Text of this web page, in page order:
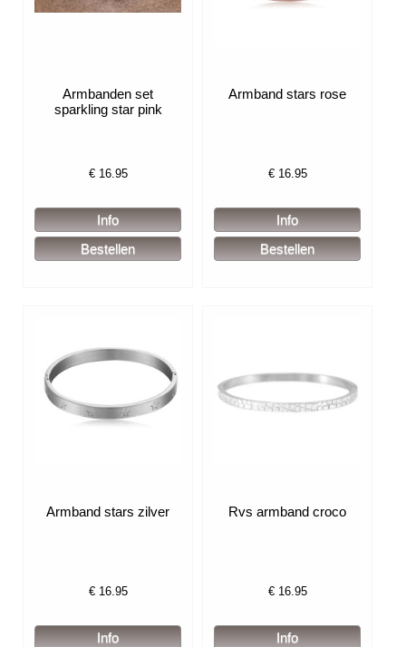
Armbanden set
sparkling star pink
€ 16.95
Armband stars rose
€ 16.95
Armband stars zilver
€ 16.95
Rvs armband croco
€ 16.95